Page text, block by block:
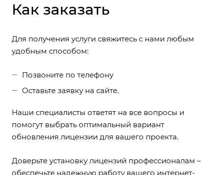
Как заказать
Для получения услуги свяжитесь с нами любым
удобным способом:
Позвоните по телефону
Оставьте заявку на сайте.
Наши специалисты ответят на все вопросы и
помогут выбрать оптимальный вариант
обновления лицензии для вашего проекта.
Доверьте установку лицензий профессионалам –
обеспечьте надежную работу вашего интернет-